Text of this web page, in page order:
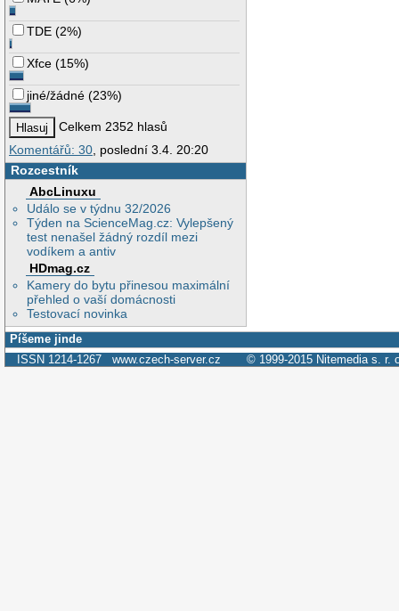
TDE (2%)
Xfce (15%)
jiné/žádné (23%)
Celkem 2352 hlasů
Komentářů: 30 , poslední 3.4. 20:20
Rozcestník
AbcLinuxu
Událo se v týdnu 32/2026
Týden na ScienceMag.cz: Vylepšený
test nenašel žádný rozdíl mezi
vodíkem a antiv
HDmag.cz
Kamery do bytu přinesou maximální
přehled o vaší domácnosti
Testovací novinka
Píšeme jinde
ISSN 1214-1267 www.czech-server.cz © 1999-2015 Nitemedia s. r.